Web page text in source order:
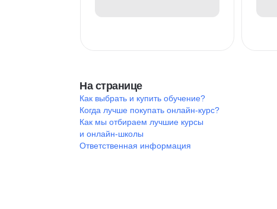
На странице
Как выбрать и купить обучение?
Когда лучше покупать онлайн-курс?
Как мы отбираем лучшие курсы
и онлайн-школы
Ответственная информация